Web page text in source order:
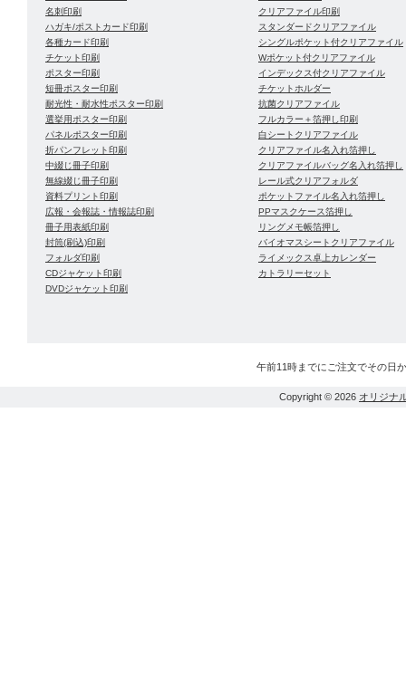
名刺印刷
ハガキ/ポストカード印刷
各種カード印刷
チケット印刷
ポスター印刷
短冊ポスター印刷
耐光性・耐水性ポスター印刷
選挙用ポスター印刷
パネルポスター印刷
折パンフレット印刷
中綴じ冊子印刷
無線綴じ冊子印刷
資料プリント印刷
広報・会報誌・情報誌印刷
冊子用表紙印刷
封筒(刷込)印刷
フォルダ印刷
CDジャケット印刷
DVDジャケット印刷
クリアファイル印刷
スタンダードクリアファイル
シングルポケット付クリアファイル
Wポケット付クリアファイル
インデックス付クリアファイル
チケットホルダー
抗菌クリアファイル
フルカラー＋箔押し印刷
白シートクリアファイル
クリアファイル名入れ箔押し
クリアファイルバッグ名入れ箔押し
レール式クリアフォルダ
ポケットファイル名入れ箔押し
PPマスクケース箔押し
リングメモ帳箔押し
バイオマスシートクリアファイル
ライメックス卓上カレンダー
カトラリーセット
午前11時までにご注文でその日
Copyright © 2026 オリジナ